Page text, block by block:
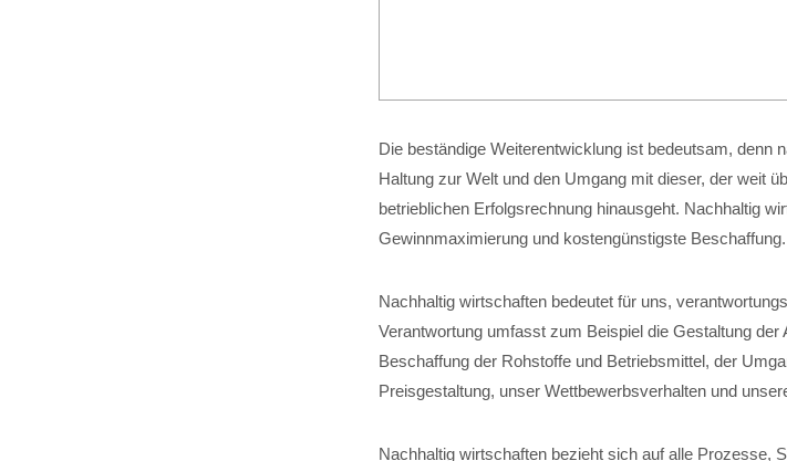
Die beständige Weiterentwicklung ist bedeutsam, denn
Haltung zur Welt und den Umgang mit dieser, der weit
betrieblichen Erfolgsrechnung hinausgeht. Nachhaltig
Gewinnmaximierung und kostengünstigste Beschaffung.
Nachhaltig wirtschaften bedeutet für uns,
Verantwortung umfasst zum Beispiel die Gestaltung der
Beschaffung der Rohstoffe und Betriebsmittel, der
Preisgestaltung, unser Wettbewerbsverhalten und
Nachhaltig wirtschaften bezieht sich auf alle Prozesse,